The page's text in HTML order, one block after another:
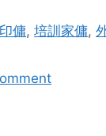
印傭,培訓家傭,